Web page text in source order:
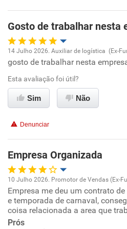
Recomenda a diretoria
Gosto de trabalhar nesta
Oportunidade de promoção
Ambiente de trabalho
Benefícios
Recomenda esta empresa
Recomenda a diretoria
14 Julho 2026. Auxiliar de logística (Ex-
gosto de trabalhar nesta
Esta avaliação foi útil?
Sim Não
Denunciar
Empresa Organizada
Oportunidade de promoção
10 Julho 2026. Promotor de Vendas (Ex-
Empresa me deu um contrato
e temporada de carnaval,
coisa relacionada a area que
Prós